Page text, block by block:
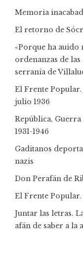
Memoria
El retorno de
«Porque ha auido
ordenanzas de
serranía de
El Frente
julio 1936
República,
1931-1946
Gaditanos
nazis
Don Perafán de
El Frente
Juntar las letras.
afán de saber a la